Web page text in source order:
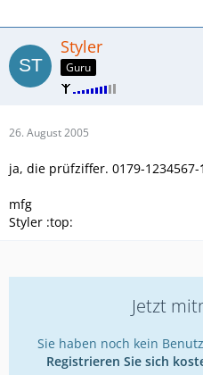
Styler
Guru
26. August 2005
ja, die prüfziffer. 0179-1234567-
mfg
Styler :top:
Jetzt
Sie haben noch kein
Registrieren Sie sich